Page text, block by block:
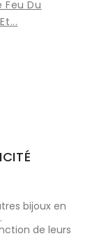
Feu Du
bijoux en
de leurs